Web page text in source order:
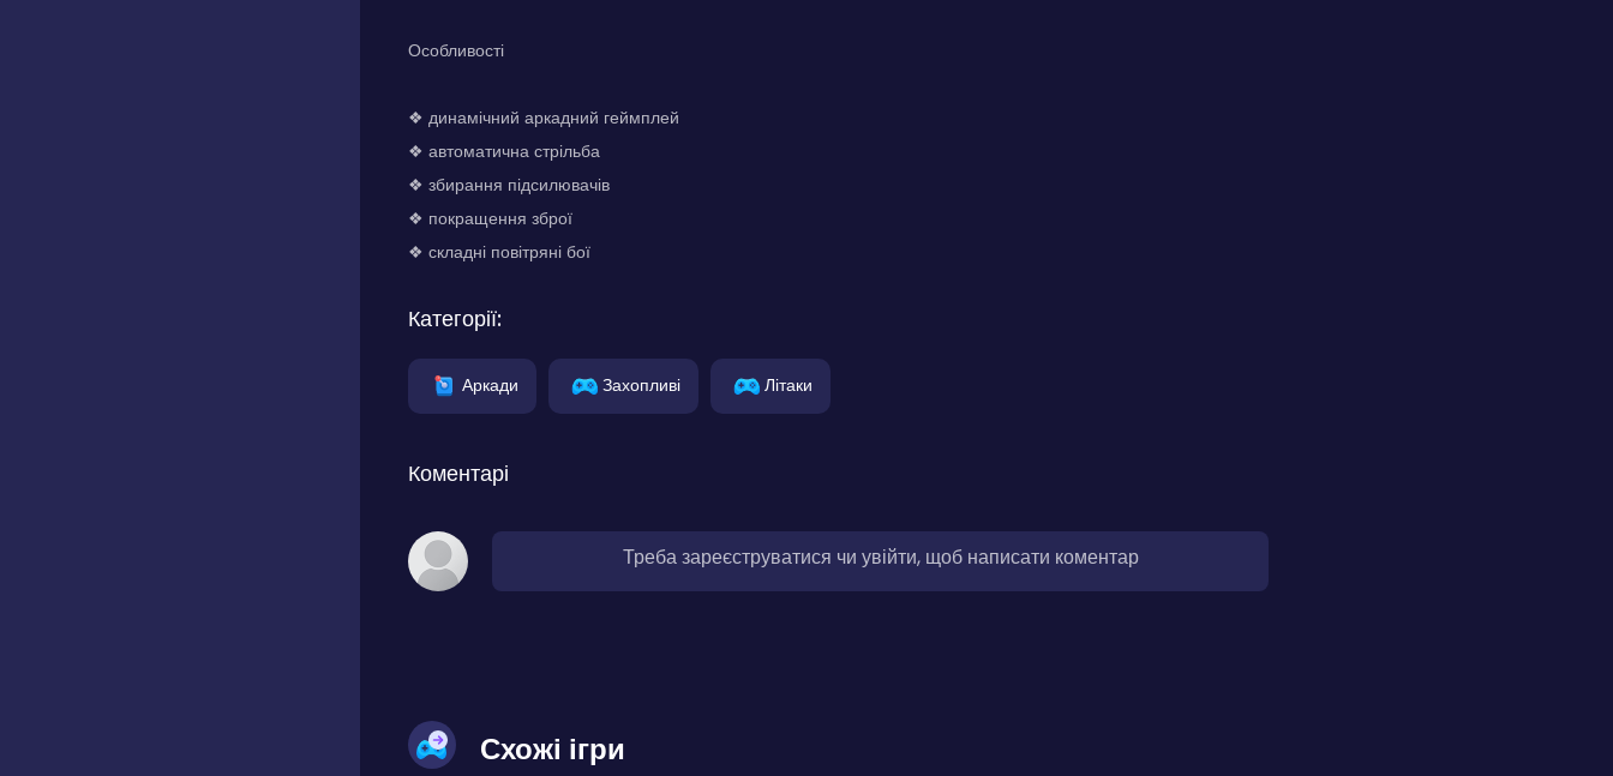
Особливості
❖ динамічний аркадний геймплей
❖ автоматична стрільба
❖ збирання підсилювачів
❖ покращення зброї
❖ складні повітряні бої
Категорії:
Аркади Захопливі Літаки
Коментарі
Треба зареєструватися чи увійти, щоб написати коментар
Схожі ігри